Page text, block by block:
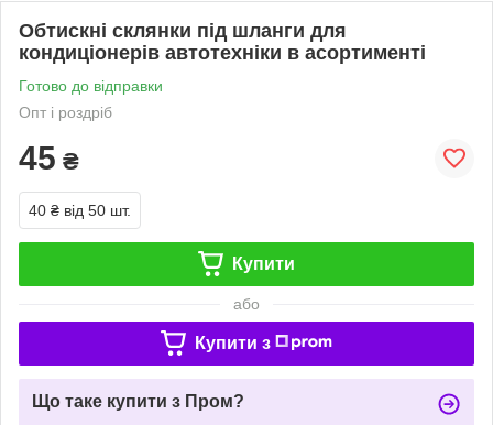
Обтискні склянки під шланги для
кондиціонерів автотехніки в асортименті
Готово до відправки
Опт і роздріб
45 ₴
40 ₴ від 50 шт.
Купити
або
Купити з
Що таке купити з Пром?